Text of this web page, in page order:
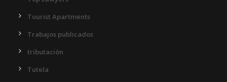
Tourist Apartments
Trabajos publicados
tributación
Tutela